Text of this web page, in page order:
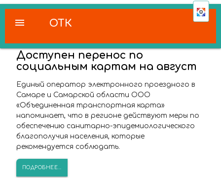
ОТК
menu
Доступен перенос по
социальным картам на август
Единый оператор электронного проездного в
Самаре и Самарской области ООО
«Объединенная транспортная карта»
напоминает, что в регионе действуют меры по
обеспечению санитарно-эпидемиологического
благополучия населения, которые
рекомендуется соблюдать.
ПОДРОБНЕЕ...